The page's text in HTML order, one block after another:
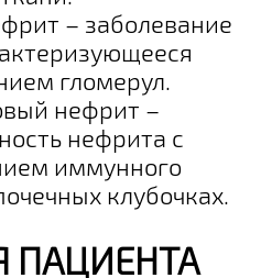
– заболевание
гломерул.
нефрит –
нефрита с
иммунного
клубочках.
ПАЦИЕНТА